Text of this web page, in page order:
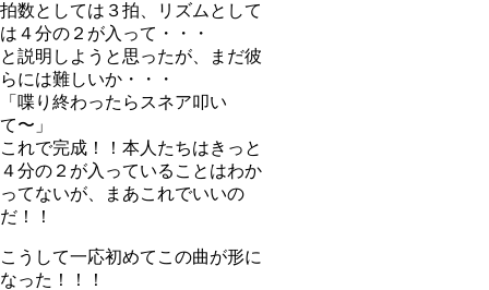
拍数としては３拍、リズムとして
は４分の２が入って・・・
と説明しようと思ったが、まだ彼
らには難しいか・・・
「喋り終わったらスネア叩い
て〜」
これで完成！！本人たちはきっと
４分の２が入っていることはわか
ってないが、まあこれでいいの
だ！！
こうして一応初めてこの曲が形に
なった！！！